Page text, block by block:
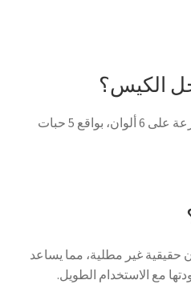
الكيس؟
يحتوي الكيس على 30 حبة موزعة على 6 ألوان، بواقع 5 حبات
حقيقية غير مطلية، مما يساعد
مع الاستخدام الطويل.